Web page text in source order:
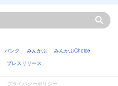
バンク みんかぶ
みんかぶChoice
プレスリリース
プライバシーポリシー